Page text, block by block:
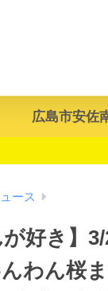
広島市安佐
ース
が好き】
わん桜